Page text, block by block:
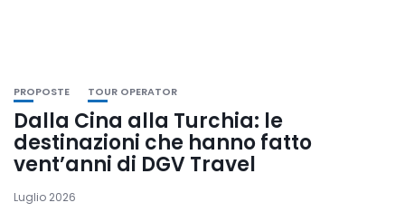
PROPOSTE TOUR OPERATOR
Dalla Cina alla Turchia: le
destinazioni che hanno fatto
vent’anni di DGV Travel
Luglio 2026